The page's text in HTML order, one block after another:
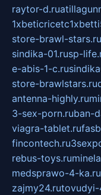
raytor-d.ru
store-brawl-stars.ru
sindika-01.rusp-
e-abis-1-c.ru
store-brawlstars.ru
antenna-highly.ru
3-sex-porn.ruban-
viagra-tablet.ru
fincontech.ru
rebus-toys.ru
medsprawo-4-ka.ru
zajmy24.rutovudyi-